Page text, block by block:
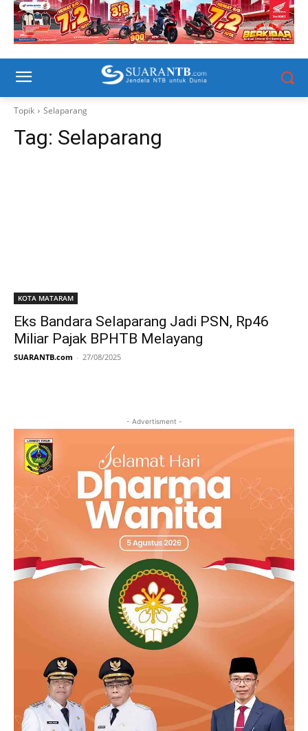
Topik Selaparang
Tag: Selaparang
KOTA MATARAM
Eks Bandara Selaparang Jadi PSN, Rp46
Miliar Pajak BPHTB Melayang
SUARANTB.com - 27/08/2025
- Advertisment -